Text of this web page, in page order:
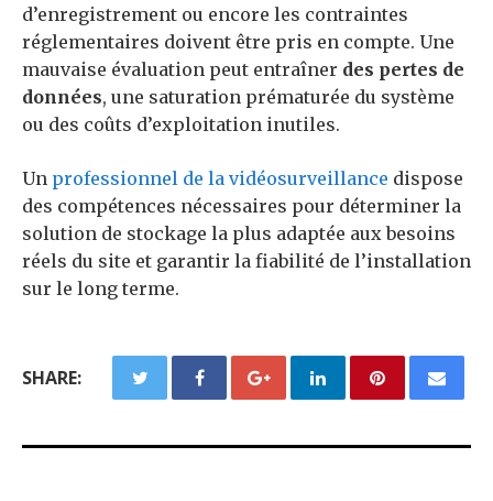
d’enregistrement ou encore les contraintes
réglementaires doivent être pris en compte. Une
mauvaise évaluation peut entraîner des pertes de
données, une saturation prématurée du système
ou des coûts d’exploitation inutiles.
Un professionnel de la vidéosurveillance dispose
des compétences nécessaires pour déterminer la
solution de stockage la plus adaptée aux besoins
réels du site et garantir la fiabilité de l’installation
sur le long terme.
SHARE: